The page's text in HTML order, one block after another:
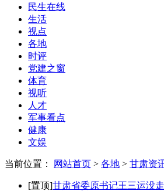
民生在线
生活
视点
各地
时评
党建之窗
体育
视听
人才
军事看点
健康
文娱
当前位置： 网站首页 > 各地 > 甘肃资
[置顶]甘肃省委原书记王三运没